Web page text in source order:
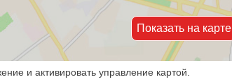
Показать на карте
и активировать управление картой.